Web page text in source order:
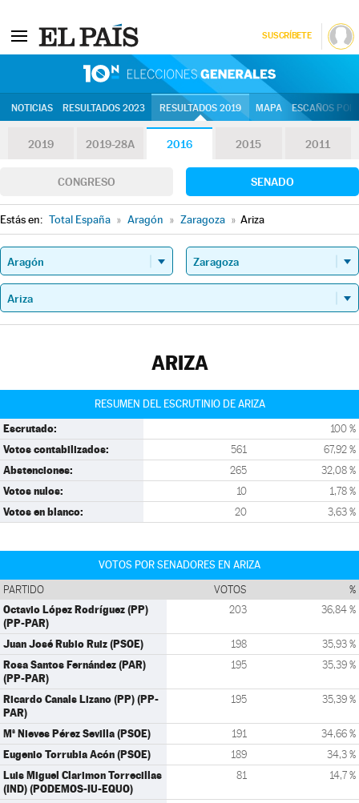
SUSCRÍBETE
NOTICIAS RESULTADOS 2023 RESULTADOS 2019 MAPA ESCAÑOS
2019 2019-28A 2016 2015 2011
CONGRESO SENADO
Estás en: Total España » Aragón » Zaragoza » Ariza
ARIZA
RESUMEN DEL ESCRUTINIO DE ARIZA
Escrutado: 100 %
Votos contabilizados: 561 67,92 %
Abstenciones: 265 32,08 %
Votos nulos: 10 1,78 %
Votos en blanco: 20 3,63 %
VOTOS POR SENADORES EN ARIZA
PARTIDO VOTOS %
Octavio López Rodríguez (PP)
(PP-PAR)
203 36,84 %
Juan José Rubio Ruiz (PSOE) 198 35,93 %
Rosa Santos Fernández (PAR)
(PP-PAR)
195 35,39 %
Ricardo Canals Lizano (PP) (PP-
PAR)
195 35,39 %
Mª Nieves Pérez Sevilla (PSOE) 191 34,66 %
Eugenio Torrubia Acón (PSOE) 189 34,3 %
Luis Miguel Clarimon Torrecillas
(IND) (PODEMOS-IU-EQUO)
81 14,7 %